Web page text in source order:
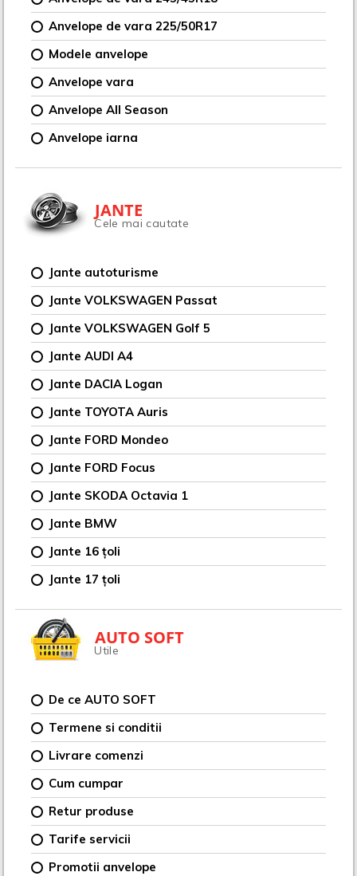
Anvelope de vara 225/50R17
Modele anvelope
Anvelope vara
Anvelope All Season
Anvelope iarna
JANTE
Cele mai cautate
Jante autoturisme
Jante VOLKSWAGEN Passat
Jante VOLKSWAGEN Golf 5
Jante AUDI A4
Jante DACIA Logan
Jante TOYOTA Auris
Jante FORD Mondeo
Jante FORD Focus
Jante SKODA Octavia 1
Jante BMW
Jante 16 țoli
Jante 17 țoli
AUTO SOFT
Utile
De ce AUTO SOFT
Termene si conditii
Livrare comenzi
Cum cumpar
Retur produse
Tarife servicii
Promotii anvelope